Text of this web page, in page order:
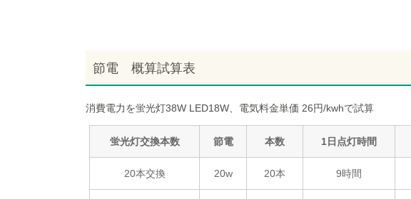
節電 概算試算表
消費電力を蛍光灯38W LED18W、電気料金単価 26円/kwhで試算
蛍光灯交換本数 節電 本数 1日点灯時間
20本交換 20w 20本 9時間